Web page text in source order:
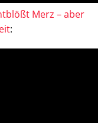
Merz – aber
: